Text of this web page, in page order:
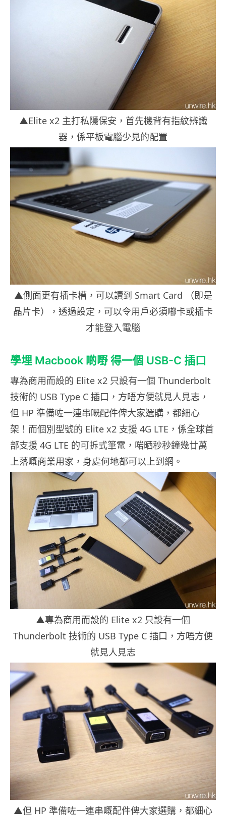
▲Elite x2 主打私隱保安，首先機背有指紋辨識
器，係平板電腦少見的配置
▲側面更有插卡槽，可以讀到 Smart Card （即是
晶片卡），透過設定，可以令用戶必須嘟卡或插卡
才能登入電腦
學埋 Macbook 啲嘢 得一個 USB-C 插口
專為商用而設的 Elite x2 只設有一個 Thunderbolt
技術的 USB Type C 插口，方唔方便就見人見志，
但 HP 準備咗一連串嘅配件俾大家選購，都細心
架！而個別型號的 Elite x2 支援 4G LTE，係全球首
部支援 4G LTE 的可拆式筆電，啱晒秒秒鐘幾廿萬
上落嘅商業用家，身處何地都可以上到網。
▲專為商用而設的 Elite x2 只設有一個
Thunderbolt 技術的 USB Type C 插口，方唔方便
就見人見志
▲但 HP 準備咗一連串嘅配件俾大家選購，都細心